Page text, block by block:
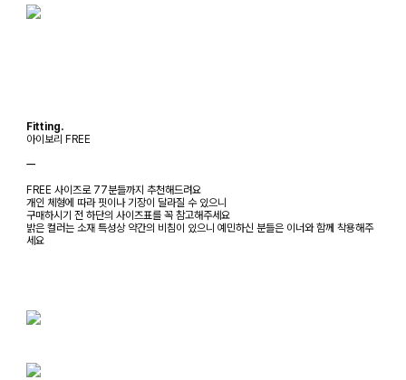
Fitting.
아이보리 FREE
ㅡ
FREE 사이즈로 77분들까지 추천해드려요
개인 체형에 따라 핏이나 기장이 달라질 수 있으니
구매하시기 전 하단의 사이즈표를 꼭 참고해주세요
밝은 컬러는 소재 특성상 약간의 비침이 있으니 예민하신 분들은 이너와 함께 착용해주
세요